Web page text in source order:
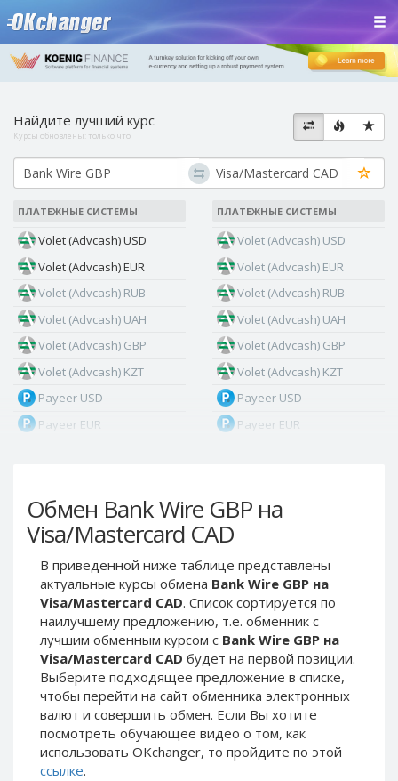
Обмен Bank Wire GBP на
Visa/Mastercard CAD
В приведенной ниже таблице представлены
актуальные курсы обмена Bank Wire GBP на
Visa/Mastercard CAD. Список сортируется по
наилучшему предложению, т.е. обменник с
лучшим обменным курсом с Bank Wire GBP на
Visa/Mastercard CAD будет на первой позиции.
Выберите подходящее предложение в списке,
чтобы перейти на сайт обменника электронных
валют и совершить обмен. Если Вы хотите
посмотреть обучающее видео о том, как
использовать OKchanger, то пройдите по этой
ссылке.
Найдите лучший курс
Курсы обновлены: только что
ПЛАТЕЖНЫЕ СИСТЕМЫ
Volet (Advcash) USD
Volet (Advcash) EUR
Volet (Advcash) RUB
Volet (Advcash) UAH
Volet (Advcash) GBP
Volet (Advcash) KZT
Payeer USD
Payeer EUR
Payeer Tether ERC20
(USDT)
Payeer UAH
ЮMoney RUB
ЮMoney KZT
PayPal USD
PayPal EUR
PayPal GBP
PayPal CAD
PayPal AUD
PayPal RUB
ПЛАТЕЖНЫЕ СИСТЕМЫ
Volet (Advcash) USD
Volet (Advcash) EUR
Volet (Advcash) RUB
Volet (Advcash) UAH
Volet (Advcash) GBP
Volet (Advcash) KZT
Payeer USD
Payeer EUR
Payeer Tether ERC20
(USDT)
ЮMoney RUB
ЮMoney KZT
PayPal USD
PayPal EUR
PayPal GBP
PayPal CAD
PayPal AUD
PayPal RUB